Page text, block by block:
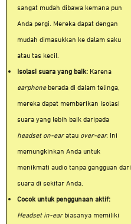
sangat mudah dibawa kemana pun
Anda pergi. Mereka dapat dengan
mudah dimasukkan ke dalam saku
atau tas kecil.
Isolasi suara yang baik: Karena
earphoneberada di dalam telinga,
mereka dapat memberikan isolasi
suara yang lebih baik daripada
headset on-earatau over-ear. Ini
memungkinkan Anda untuk
menikmati audio tanpa gangguan dari
suara di sekitar Anda.
Cocok untuk penggunaan aktif:
Headset in-earbiasanya memiliki